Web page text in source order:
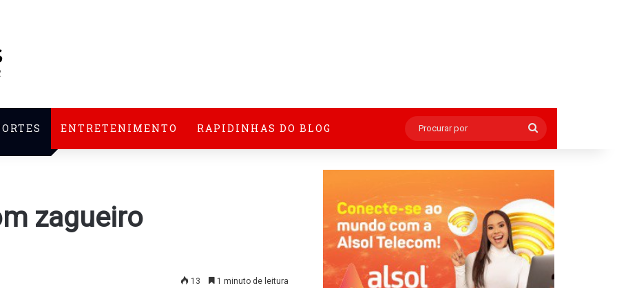
ENTRETENIMENTO RAPIDINHAS DO BLOG
Procurar
por
zagueiro
13 1 minuto de leitura